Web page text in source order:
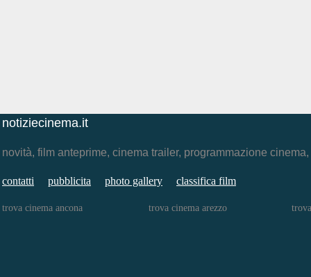
notiziecinema.it
novità, film anteprime, cinema trailer, programmazione
contatti pubblicita photo gallery classifica film
trova cinema ancona trova cinema arezzo